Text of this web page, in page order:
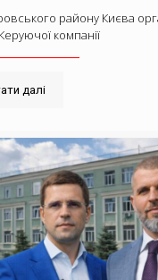
району Києва
компанії
далі